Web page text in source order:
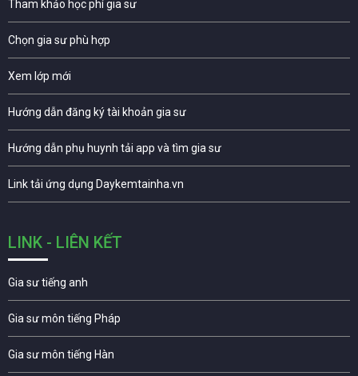
Tham khảo học phí gia sư
Chọn gia sư phù hợp
Xem lớp mới
Hướng dẫn đăng ký tài khoản gia sư
Hướng dẫn phụ huynh tải app và tìm gia sư
Link tải ứng dụng Daykemtainha.vn
LINK - LIÊN KẾT
Gia sư tiếng anh
Gia sư môn tiếng Pháp
Gia sư môn tiếng Hàn